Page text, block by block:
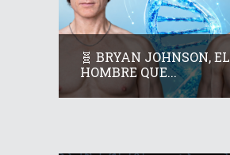
🧬 BRYAN JOHNSON, EL
HOMBRE QUE...